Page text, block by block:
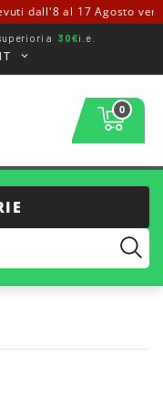
dall'8 al 17 Agosto
a 30€i.e.
IT
0